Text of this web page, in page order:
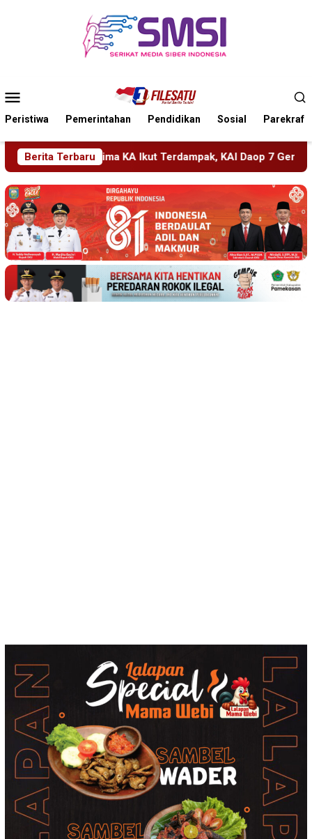
Mobile
Peristiwa Pemerintahan Pendidikan Sosial Parekraf
Berita Terbaru
Terdampak, KAI Daop 7 Gerak Cepat Pulihkan Layanan